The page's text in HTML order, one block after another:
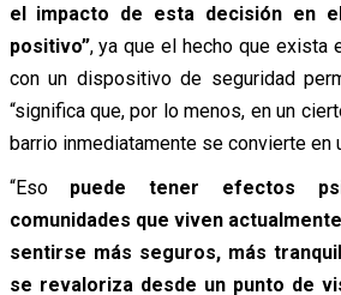
el impacto de esta decisión en
positivo”, ya que el hecho que exista
con un dispositivo de seguridad
“significa que, por lo menos, en un
barrio inmediatamente se convierte en
“Eso puede tener efectos
comunidades que viven
sentirse más seguros, más
se revaloriza desde un punto de